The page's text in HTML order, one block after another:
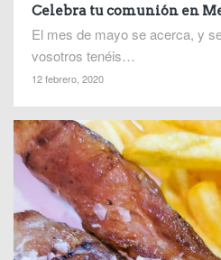
Celebra tu comunión en
El mes de mayo se acerca, y
vosotros tenéis…
12 febrero, 2020